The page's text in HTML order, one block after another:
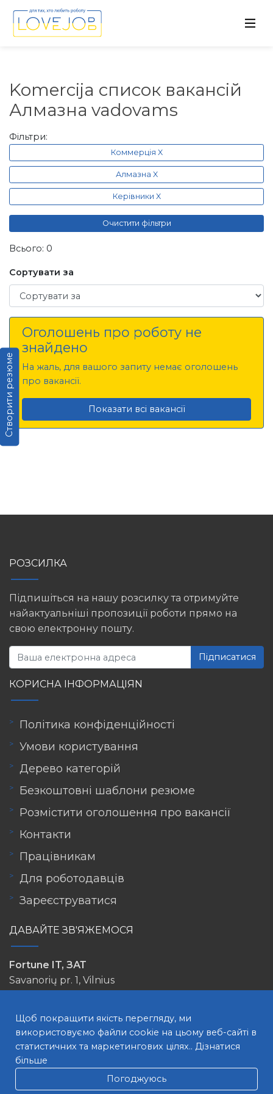
Створити резюме
Komercija список вакансій
Алмазна vadovams
Фільтри:
Коммерція X
Алмазна X
Керівники X
Очистити фільтри
Всього: 0
Сортувати за
Сортувати за
Оголошень про роботу не
знайдено
На жаль, для вашого запиту немає оголошень
про вакансії.
Показати всі вакансії
РОЗСИЛКА
Підпишіться на нашу розсилку та отримуйте
найактуальніші пропозиції роботи прямо на
свою електронну пошту.
Підписатися
КОРИСНА ІНФОРМАЦІЯN
Політика конфіденційності
Умови користування
Дерево категорій
Безкоштовні шаблони резюме
Розмістити оголошення про вакансії
Контакти
Працівникам
Для роботодавців
Зареєструватися
ДАВАЙТЕ ЗВ'ЯЖЕМОСЯ
Fortune IT, ЗАТ
Savanorių pr. 1, Vilnius
Щоб покращити якість перегляду, ми
використовуємо файли cookie на цьому веб-сайті в
статистичних та маркетингових цілях.. Дізнатися
більше
Погоджуюсь